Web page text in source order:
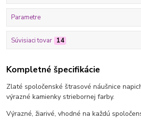
Parametre
Súvisiaci tovar 14
Kompletné špecifikácie
Zlaté spoločenské štrasové náušnice
výrazné kamienky striebornej farby.
Výrazné, žiarivé, vhodné na každú